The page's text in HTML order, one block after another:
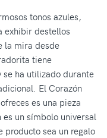
tonos azules,
exhibir destellos
la mira desde
tiene
ha utilizado durante
El Corazón
es una pieza
un símbolo universal
producto sea un regalo